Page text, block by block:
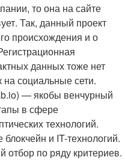
то она на сайте
Так, данный проект
происхождения и о
данных тоже нет
на социальные сети.
— якобы венчурный
в сфере
технологий.
и IT-технологий.
отбор по ряду критериев.